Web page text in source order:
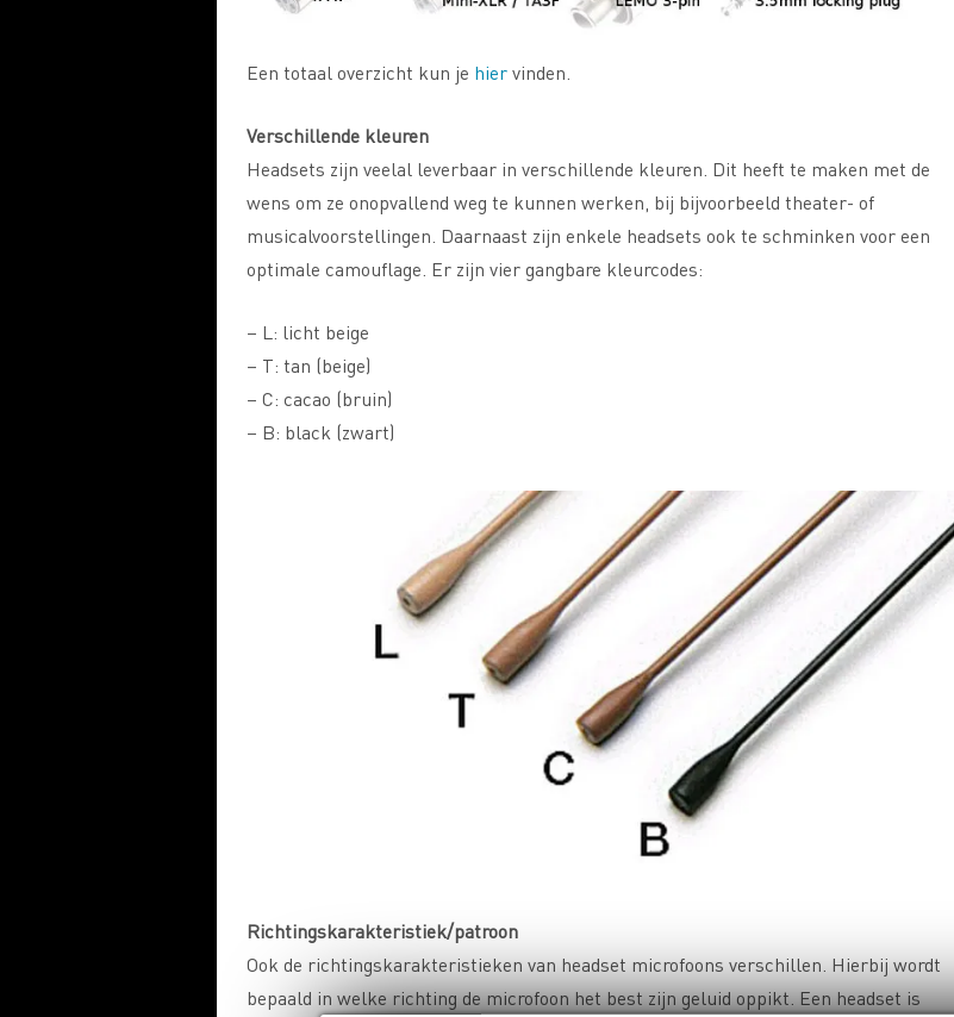
Een totaal overzicht kun je hiervinden.
Verschillende kleuren
Headsets zijn veelal leverbaar in verschillende kleuren. Dit heeft te maken met de
wens om ze onopvallend weg te kunnen werken, bij bijvoorbeeld theater- of
musicalvoorstellingen. Daarnaast zijn enkele headsets ook te schminken voor een
optimale camouflage. Er zijn vier gangbare kleurcodes:
– L: licht beige
– T: tan (beige)
– C: cacao (bruin)
– B: black (zwart)
Richtingskarakteristiek/patroon
Ook de richtingskarakteristieken van headset microfoons verschillen. Hierbij wordt
bepaald in welke richting de microfoon het best zijn geluid oppikt. Een headset is